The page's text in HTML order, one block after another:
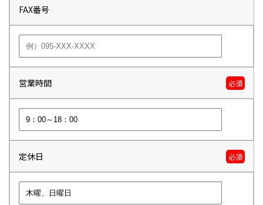
FAX番号
営業時間 必須
定休日 必須